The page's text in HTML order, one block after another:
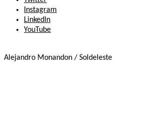
Instagram
LinkedIn
YouTube
Alejandro Monandon / Soldeleste